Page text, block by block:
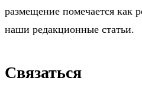
размещение помечается как
наши редакционные статьи.
Связаться